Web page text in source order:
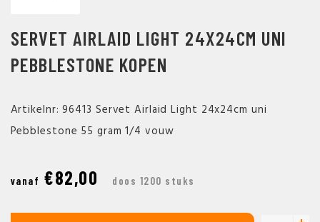
SERVET AIRLAID LIGHT 24X24CM UNI
PEBBLESTONE KOPEN
Artikelnr: 96413 Servet Airlaid Light 24x24cm uni
Pebblestone 55 gram 1/4 vouw
vanaf €82,00 doos 1200 stuks